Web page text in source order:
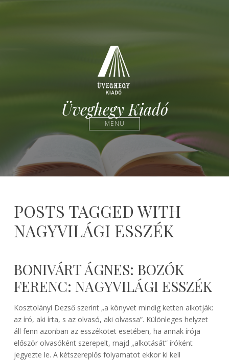
Üveghegy Kiadó
MENÜ
POSTS TAGGED WITH
NAGYVILÁGI ESSZÉK
BONIVÁRT ÁGNES: BOZÓK
FERENC: NAGYVILÁGI ESSZÉK
Kosztolányi Dezső szerint „a könyvet mindig ketten alkotják:
az író, aki írta, s az olvasó, aki olvassa”. Különleges helyzet
áll fenn azonban az esszékötet esetében, ha annak írója
először olvasóként szerepelt, majd „alkotását” íróként
jegyezte le. A kétszereplős folyamatot ekkor ki kell